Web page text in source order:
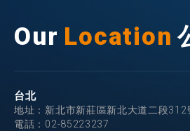
Our Location
台北
地址：新北市新莊區新北大道二段312
電話： 02-85223237